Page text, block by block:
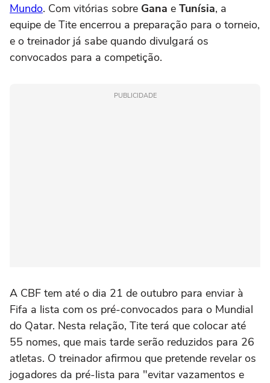
Mundo. Com vitórias sobre Gana e Tunísia, a
equipe de Tite encerrou a preparação para o torneio,
e o treinador já sabe quando divulgará os
convocados para a competição.
PUBLICIDADE
A CBF tem até o dia 21 de outubro para enviar à
Fifa a lista com os pré-convocados para o Mundial
do Qatar. Nesta relação, Tite terá que colocar até
55 nomes, que mais tarde serão reduzidos para 26
atletas. O treinador afirmou que pretende revelar os
jogadores da pré-lista para "evitar vazamentos e